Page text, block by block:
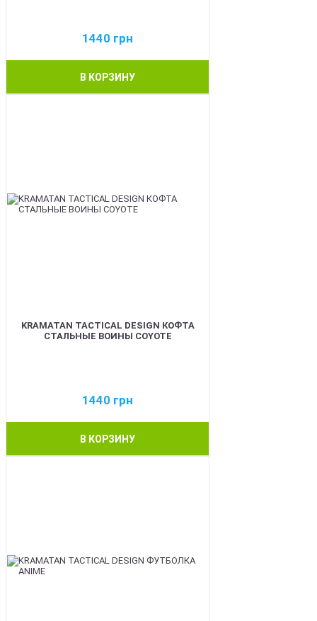
1440 грн
В КОРЗИНУ
KRAMATAN TACTICAL DESIGN КОФТА
СТАЛЬНЫЕ ВОИНЫ COYOTE
1440 грн
В КОРЗИНУ